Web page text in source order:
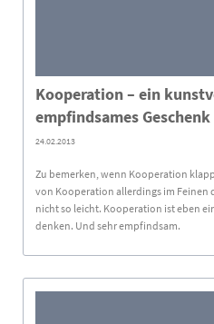
Kooperation – ein
empfindsames Geschenk
24.02.2013
Zu bemerken, wenn Kooperation
von Kooperation allerdings im Feinen
nicht so leicht. Kooperation ist eben
denken. Und sehr empfindsam.